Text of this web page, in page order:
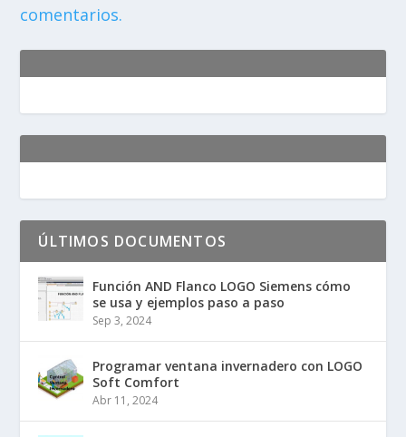
comentarios.
ÚLTIMOS DOCUMENTOS
Función AND Flanco LOGO Siemens cómo
se usa y ejemplos paso a paso
Sep 3, 2024
Programar ventana invernadero con LOGO
Soft Comfort
Abr 11, 2024